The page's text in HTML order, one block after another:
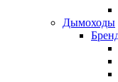
Дымоходы